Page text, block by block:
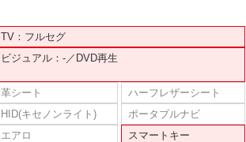
TV：フルセグ
ビジュアル：-／DVD再生
革シート
ハーフレザーシート
HID(キセノンライト)
ポータブルナビ
エアロ
スマートキー